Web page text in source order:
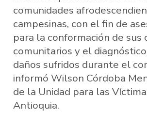
comunidades
campesinas, con el fin de
para la conformación de sus
comunitarios y el
daños sufridos durante el
informó Wilson Córdoba
de la Unidad para las
Antioquia.